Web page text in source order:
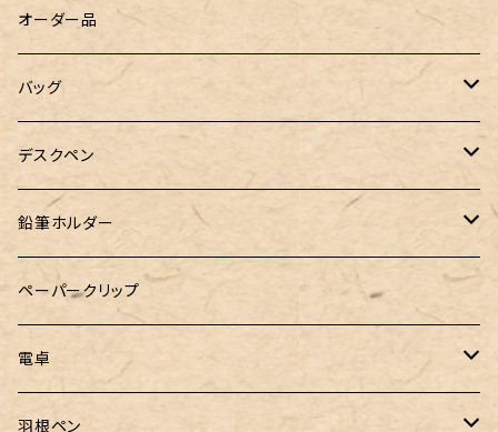
WATERMAN（ウォーターマン）
工房sokoharo（そこはろ）
グラスマーカー
バッグハンガー
オーダー品
バッグ
&Liebe(アンドリーベ)
デスクペン
24季 スタビライズドウッド
鉛筆ホルダー
LOGステーショナリー
ペーパークリップ
電卓
CASIO（カシオ）
羽根ペン